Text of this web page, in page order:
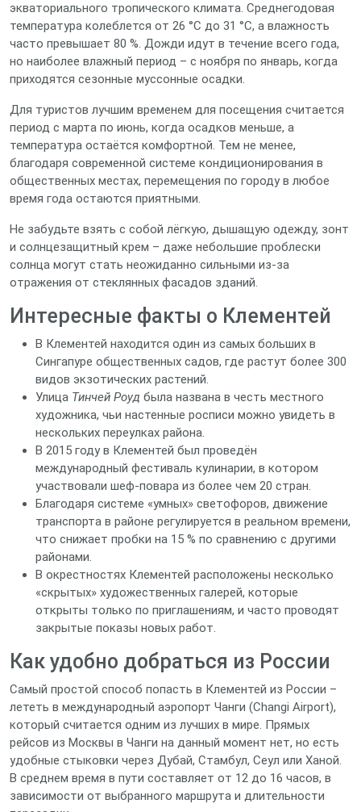
экваториального тропического климата. Среднегодовая
температура колеблется от 26 °C до 31 °C, а влажность
часто превышает 80 %. Дожди идут в течение всего года,
но наиболее влажный период – с ноября по январь, когда
приходятся сезонные муссонные осадки.
Для туристов лучшим временем для посещения считается
период с марта по июнь, когда осадков меньше, а
температура остаётся комфортной. Тем не менее,
благодаря современной системе кондиционирования в
общественных местах, перемещения по городу в любое
время года остаются приятными.
Не забудьте взять с собой лёгкую, дышащую одежду, зонт
и солнцезащитный крем – даже небольшие проблески
солнца могут стать неожиданно сильными из‑за
отражения от стеклянных фасадов зданий.
Интересные факты о Клементей
В Клементей находится один из самых больших в
Сингапуре общественных садов, где растут более 300
видов экзотических растений.
Улица Тинчей Роуд была названа в честь местного
художника, чьи настенные росписи можно увидеть в
нескольких переулках района.
В 2015 году в Клементей был проведён
международный фестиваль кулинарии, в котором
участвовали шеф‑повара из более чем 20 стран.
Благодаря системе «умных» светофоров, движение
транспорта в районе регулируется в реальном времени,
что снижает пробки на 15 % по сравнению с другими
районами.
В окрестностях Клементей расположены несколько
«скрытых» художественных галерей, которые
открыты только по приглашениям, и часто проводят
закрытые показы новых работ.
Как удобно добраться из России
Самый простой способ попасть в Клементей из России –
лететь в международный аэропорт Чанги (Changi Airport),
который считается одним из лучших в мире. Прямых
рейсов из Москвы в Чанги на данный момент нет, но есть
удобные стыковки через Дубай, Стамбул, Сеул или Ханой.
В среднем время в пути составляет от 12 до 16 часов, в
зависимости от выбранного маршрута и длительности